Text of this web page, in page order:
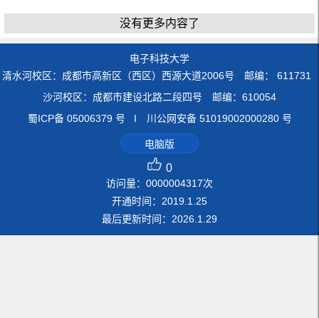
没有更多内容了
电子科技大学
清水河校区：成都市高新区（西区）西源大道2006号 邮编： 611731
沙河校区：成都市建设北路二段四号 邮编：610054
蜀ICP备 05006379 号 I 川公网安备 51019002000280 号
电脑版
0
访问量： 0000004317次
开通时间： 2019 1 25
最后更新时间： 2026 1 29